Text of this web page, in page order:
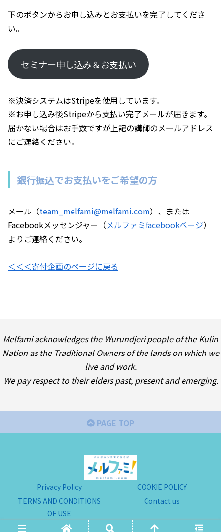
下のボタンからお申し込みとお支払いを完了してくださ
い。
セミナー申し込み＆お支払い
※決済システムはStripeを使用しています。
※お申し込み後Stripeから支払い完了メールが届きます。
届かない場合はお手数ですが上記の講師のメールアドレス
にご連絡ください。
銀行振込でお支払いをご希望の方
メール（team_melfami@melfami.com）、または
Facebookメッセンジャー（メルファミfacebookページ）
よりご連絡ください。
＜＜＜寄付企画のページに戻る
Melfami acknowledges the Wurundjeri people of the Kulin
Nation as the Traditional Owners of the lands on which we
live and work.
We pay respect to their elders past, present and emerging.
PAGE TOP
Privacy Policy
COOKIE POLICY
TERMS AND CONDITIONS
OF USE
Contact us